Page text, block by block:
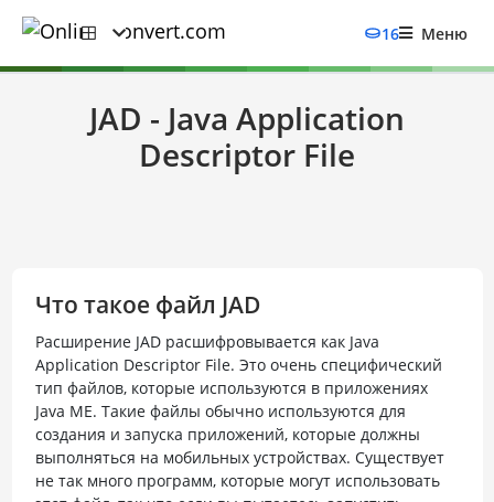
16 Меню
JAD - Java Application
Descriptor File
Что такое файл JAD
Расширение JAD расшифровывается как Java
Application Descriptor File. Это очень специфический
тип файлов, которые используются в приложениях
Java ME. Такие файлы обычно используются для
создания и запуска приложений, которые должны
выполняться на мобильных устройствах. Существует
не так много программ, которые могут использовать